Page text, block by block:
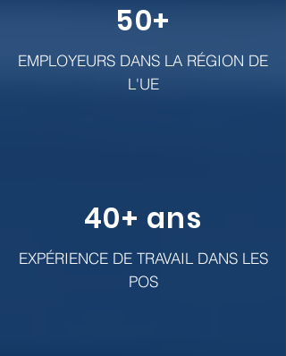
50+
EMPLOYEURS DANS LA RÉGION DE
L'UE
40+ ans
EXPÉRIENCE DE TRAVAIL DANS LES
POS